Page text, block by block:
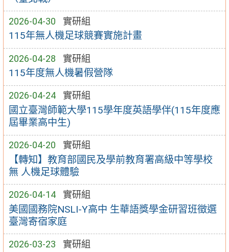
2026-04-30 實研組
115年無人機足球競賽實施計畫
2026-04-28 實研組
115年度無人機暑假營隊
2026-04-24 實研組
國立臺灣師範大學115學年度英語學伴(115年度應
屆畢業高中生)
2026-04-20 實研組
【轉知】教育部國民及學前教育署高級中等學校
無 人機足球體驗
2026-04-14 實研組
美國國務院NSLI-Y高中 生華語獎學金研習班徵選
臺灣寄宿家庭
2026-03-23 實研組